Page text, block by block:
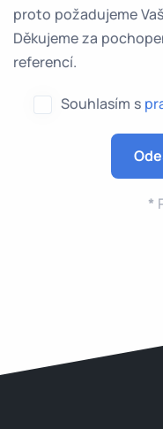
proto požadujeme
Děkujeme za
referencí.
Souhlasím s
*